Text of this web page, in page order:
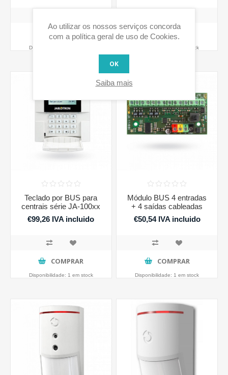
COMPRAR
Disponibilidade:
COMPRAR
1 em stock
Teclado por BUS para
centrais série JA-100xx
€99,26 IVA incluido
COMPRAR
Disponibilidade: 1 em stock
Módulo BUS 4 entradas
+ 4 saídas cableadas
€50,54 IVA incluido
COMPRAR
Disponibilidade: 1 em stock
Ao utilizar os nossos serviços concorda
com a política geral de uso de Cookies.
OK
Saiba mais